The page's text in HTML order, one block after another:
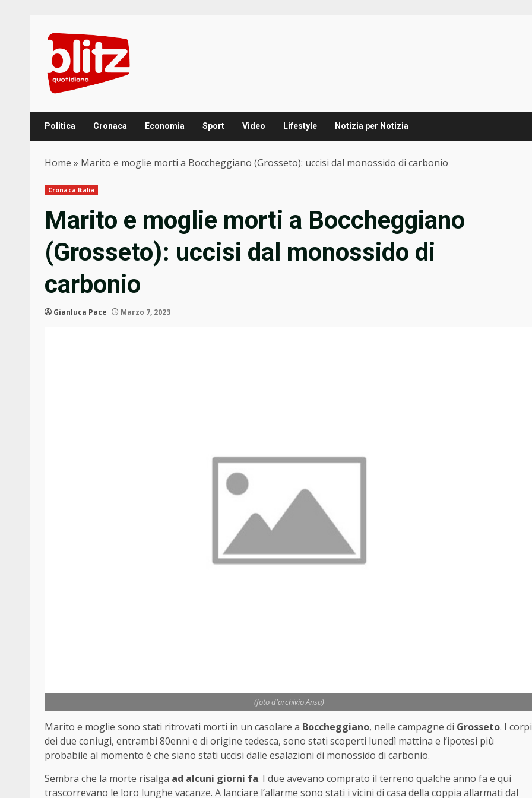
content
Politica Cronaca Economia Sport Video Lifestyle Notizia per Notizia
Home » Marito e moglie morti a Boccheggiano (Grosseto): uccisi dal monossido di carbonio
Cronaca Italia
Marito e moglie morti a Boccheggiano
(Grosseto): uccisi dal monossido di
carbonio
Gianluca Pace Marzo 7, 2023
(foto d'archivio Ansa)
Marito e moglie sono stati ritrovati morti in un casolare a Boccheggiano, nelle campagne di Grosseto. I corpi
dei due coniugi, entrambi 80enni e di origine tedesca, sono stati scoperti lunedì mattina e l’ipotesi più
probabile al momento è che siano stati uccisi dalle esalazioni di monossido di carbonio.
Sembra che la morte risalga ad alcuni giorni fa. I due avevano comprato il terreno qualche anno fa e qui
trascorrevano le loro lunghe vacanze. A lanciare l’allarme sono stati i vicini di casa della coppia allarmati dal